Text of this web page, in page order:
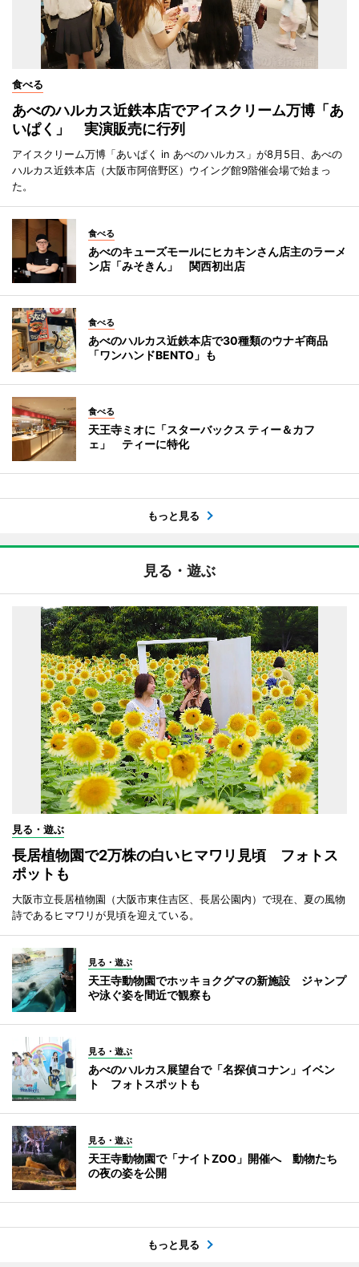
食べる
あべのハルカス近鉄本店でアイスクリーム万博「あ
いぱく」 実演販売に行列
アイスクリーム万博「あいぱく in あべのハルカス」が8月5日、あべの
ハルカス近鉄本店（大阪市阿倍野区）ウイング館9階催会場で始まっ
た。
食べる
あべのキューズモールにヒカキンさん店主のラーメ
ン店「みそきん」 関西初出店
食べる
あべのハルカス近鉄本店で30種類のウナギ商品
「ワンハンドBENTO」も
食べる
天王寺ミオに「スターバックス ティー＆カフ
ェ」 ティーに特化
もっと見る
見る・遊ぶ
見る・遊ぶ
長居植物園で2万株の白いヒマワリ見頃 フォトス
ポットも
大阪市立長居植物園（大阪市東住吉区、長居公園内）で現在、夏の風物
詩であるヒマワリが見頃を迎えている。
見る・遊ぶ
天王寺動物園でホッキョクグマの新施設 ジャンプ
や泳ぐ姿を間近で観察も
見る・遊ぶ
あべのハルカス展望台で「名探偵コナン」イベン
ト フォトスポットも
見る・遊ぶ
天王寺動物園で「ナイトZOO」開催へ 動物たち
の夜の姿を公開
もっと見る